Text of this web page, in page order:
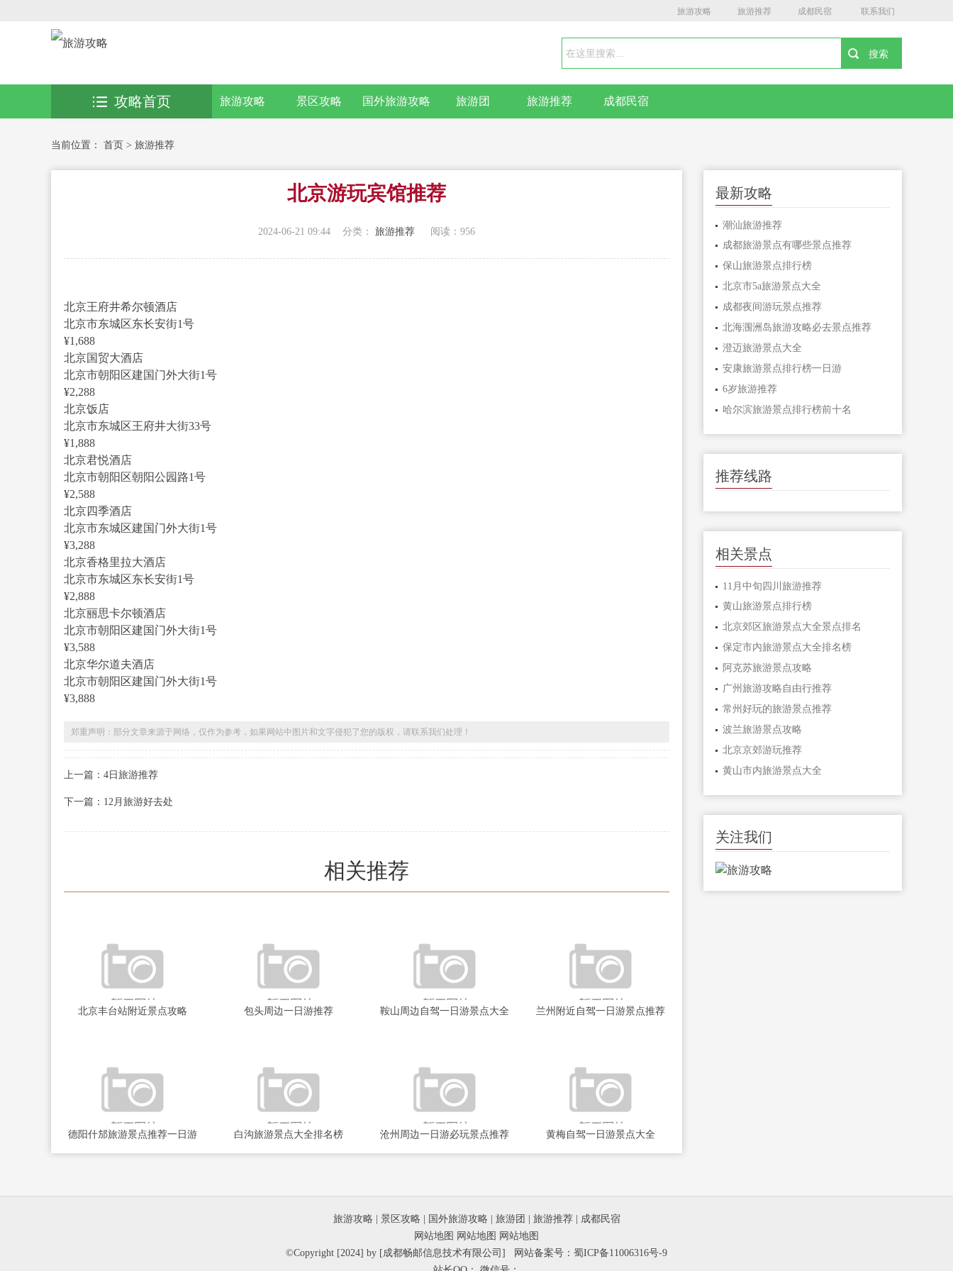
旅游攻略 旅游推荐 成都民宿 联系我们
旅游攻略 景区攻略 国外旅游攻略 旅游团 旅游推荐 成都民宿
攻略首页
当前位置： 首页 > 旅游推荐
北京游玩宾馆推荐
2024-06-21 09:44 分类：旅游推荐 阅读： 956
北京王府井希尔顿酒店
北京市东城区东长安街1号
¥1,688
北京国贸大酒店
北京市朝阳区建国门外大街1号
¥2,288
北京饭店
北京市东城区王府井大街33号
¥1,888
北京君悦酒店
北京市朝阳区朝阳公园路1号
¥2,588
北京四季酒店
北京市东城区建国门外大街1号
¥3,288
北京香格里拉大酒店
北京市东城区东长安街1号
¥2,888
北京丽思卡尔顿酒店
北京市朝阳区建国门外大街1号
¥3,588
北京华尔道夫酒店
北京市朝阳区建国门外大街1号
¥3,888
郑重声明：部分文章来源于网络，仅作为参考，如果网站中图片和文字侵犯了您的版权，请联系我们处理！
上一篇：4日旅游推荐
下一篇：12月旅游好去处
相关推荐
北京丰台站附近景点攻略 包头周边一日游推荐 鞍山周边自驾一日游景点大全 兰州附近自驾一日游景点推荐
德阳什邡旅游景点推荐一日游 白沟旅游景点大全排名榜 沧州周边一日游必玩景点推荐 黄梅自驾一日游景点大全
最新攻略
潮汕旅游推荐
成都旅游景点有哪些景点推荐
保山旅游景点排行榜
北京市5a旅游景点大全
成都夜间游玩景点推荐
北海涠洲岛旅游攻略必去景点推荐
澄迈旅游景点大全
安康旅游景点排行榜一日游
6岁旅游推荐
哈尔滨旅游景点排行榜前十名
推荐线路
相关景点
11月中旬四川旅游推荐
黄山旅游景点排行榜
北京郊区旅游景点大全景点排名
保定市内旅游景点大全排名榜
阿克苏旅游景点攻略
广州旅游攻略自由行推荐
常州好玩的旅游景点推荐
波兰旅游景点攻略
北京京郊游玩推荐
黄山市内旅游景点大全
关注我们
旅游攻略 | 景区攻略 | 国外旅游攻略 | 旅游团 | 旅游推荐 | 成都民宿
网站地图 网站地图 网站地图
©Copyright [2024] by [成都畅邮信息技术有限公司] 网站备案号： 蜀ICP备11006316号-9